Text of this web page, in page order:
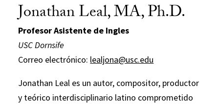
Jonathan Leal, MA, Ph.D.
Profesor Asistente de Ingles
USC Dornsife
Correo electrónico: lealjona@usc.edu
Jonathan Leal es un autor, compositor, productor
y teórico interdisciplinario latino comprometido